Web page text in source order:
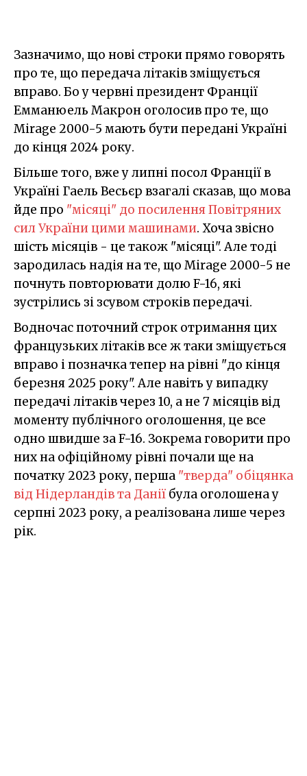
Зазначимо, що нові строки прямо говорять
про те, що передача літаків зміщується
вправо. Бо у червні президент Франції
Емманюель Макрон оголосив про те, що
Mirage 2000-5 мають бути передані Україні
до кінця 2024 року.
Більше того, вже у липні посол Франції в
Україні Гаель Весьєр взагалі сказав, що мова
йде про "місяці" до посилення Повітряних
сил України цими машинами. Хоча звісно
шість місяців - це також "місяці". Але тоді
зародилась надія на те, що Mirage 2000-5 не
почнуть повторювати долю F-16, які
зустрілись зі зсувом строків передачі.
Водночас поточний строк отримання цих
французьких літаків все ж таки зміщується
вправо і позначка тепер на рівні "до кінця
березня 2025 року". Але навіть у випадку
передачі літаків через 10, а не 7 місяців від
моменту публічного оголошення, це все
одно швидше за F-16. Зокрема говорити про
них на офіційному рівні почали ще на
початку 2023 року, перша "тверда" обіцянка
від Нідерландів та Данії була оголошена у
серпні 2023 року, а реалізована лише через
рік.